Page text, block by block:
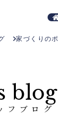
blog
フブログ